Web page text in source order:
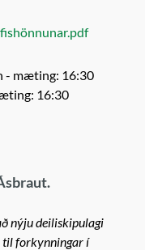
- mæting: 16:30
16:30
nýju deiliskipulagi
til forkynningar í